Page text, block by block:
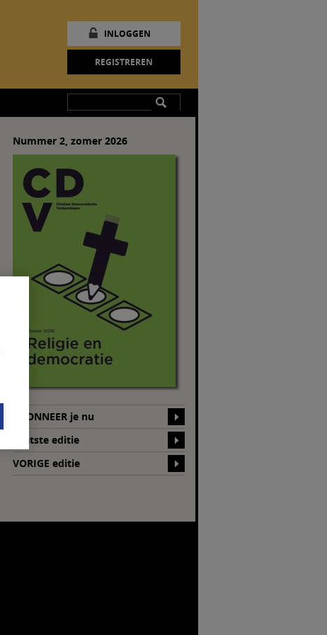
INLOGGEN
REGISTREREN
Nummer 2, zomer 2026
ABONNEER je nu
Laatste editie
VORIGE editie